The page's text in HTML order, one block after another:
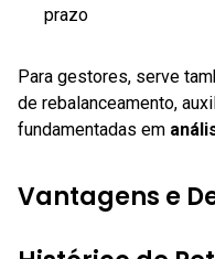
prazo
Para gestores, serve
de rebalanceamento,
fundamentadas em
Vantagens e